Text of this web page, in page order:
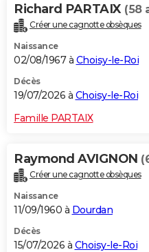
Dictionnaire
Biographies
Citations
Expressions
Proverbes
PROGRAMME TV
COPAINS D'AVANT
S'inscrire
Se connecter
Lycées
Collèges
Primaires
Universités
Entreprises
Service militaire
Avis de recherche
AVIS DE DÉCÈS
Richard PARTAIX (58
Créer une cagnotte obsèques
Naissance
02/08/1967 à Choisy-le-Roi
Décès
19/07/2026 à Choisy-le-Roi
Famille PARTAIX
Raymond AVIGNON
Créer une cagnotte obsèques
Naissance
11/09/1960 à Dourdan
Décès
15/07/2026 à Choisy-le-Roi